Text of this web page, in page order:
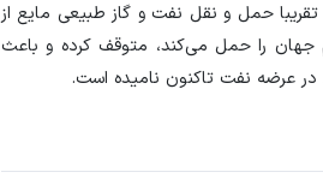
حمل و نقل نفت و گاز طبیعی مایع از
را حمل می‌کند، متوقف کرده و باعث
در عرضه نفت تاکنون نامیده است.